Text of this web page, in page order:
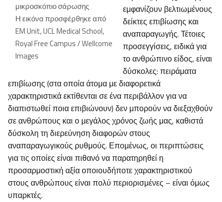
μικροσκόπιο σάρωσης
Η εικόνα προσφέρθηκε από
EM Unit, UCL Medical School,
Royal Free Campus / Wellcome
Images
εμφανίζουν βελτιωμένους
δείκτες επιβίωσης και
αναπαραγωγής. Τέτοιες
προσεγγίσεις, ειδικά για
το ανθρώπινο είδος, είναι
δύσκολες: πειράματα
επιβίωσης (στα οποία άτομα με διαφορετικά
χαρακτηριστικά εκτίθενται σε ένα περιβάλλον για να
διαπιστωθεί ποια επιβιώνουν) δεν μπορούν να διεξαχθούν
σε ανθρώπους και ο μεγάλος χρόνος ζωής μας, καθιστά
δύσκολη τη διερεύνηση διαφορών στους
αναπαραγωγικούς ρυθμούς. Επομένως, οι περιπτώσεις
για τις οποίες είναι πιθανό να παρατηρηθεί η
προσαρμοστική αξία οποιουδήποτε χαρακτηριστικού
στους ανθρώπους είναι πολύ περιορισμένες – είναι όμως
υπαρκτές.